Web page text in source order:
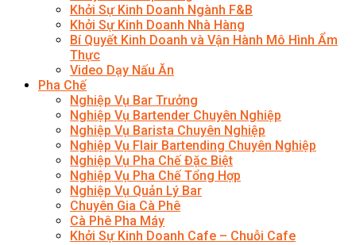
Khởi Sự Kinh Doanh Ngành F&B
Khởi Sự Kinh Doanh Nhà Hàng
Bí Quyết Kinh Doanh và Vận Hành Mô Hình Ẩm
Thực
Video Dạy Nấu Ăn
Pha Chế
Nghiệp Vụ Bar Trưởng
Nghiệp Vụ Bartender Chuyên Nghiệp
Nghiệp Vụ Barista Chuyên Nghiệp
Nghiệp Vụ Flair Bartending Chuyên Nghiệp
Nghiệp Vụ Pha Chế Đặc Biệt
Nghiệp Vụ Pha Chế Tổng Hợp
Nghiệp Vụ Quản Lý Bar
Chuyên Gia Cà Phê
Cà Phê Pha Máy
Khởi Sự Kinh Doanh Cafe – Chuỗi Cafe